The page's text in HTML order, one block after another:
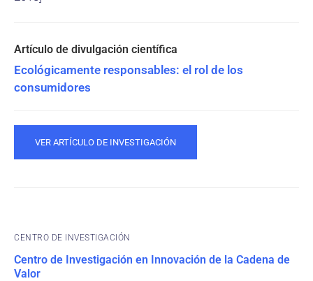
Ecológicamente responsables: el rol de los
consumidores
VER ARTÍCULO DE INVESTIGACIÓN
CENTRO DE INVESTIGACIÓN
Centro de Investigación en Innovación de la Cadena de
Valor